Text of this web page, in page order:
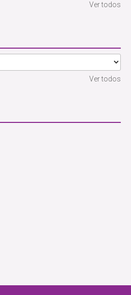
Ver todos
Ver todos